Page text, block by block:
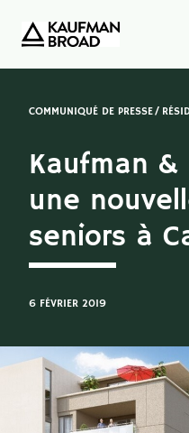
COMMUNIQUÉ DE PRESSE
Kaufman
une
seniors à
6 FÉVRIER 2019